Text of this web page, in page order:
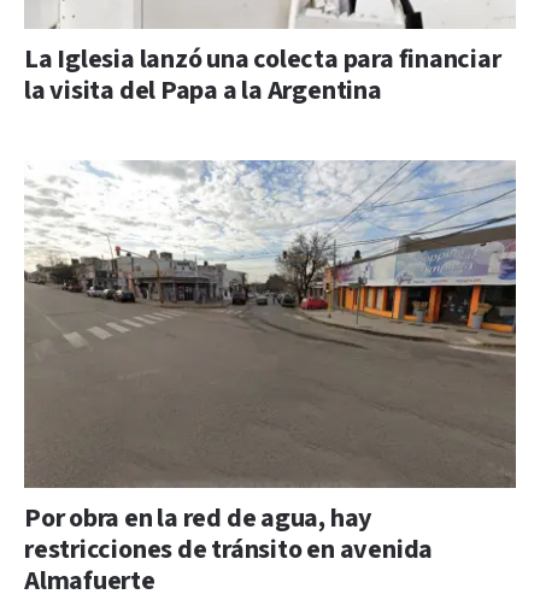
La Iglesia lanzó una colecta para financiar
la visita del Papa a la Argentina
Por obra en la red de agua, hay
restricciones de tránsito en avenida
Almafuerte